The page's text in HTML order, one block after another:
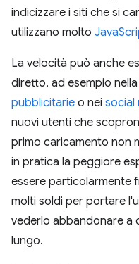
indicizzare i siti che si
utilizzano molto
La velocità può anche
diretto, ad esempio nella
pubblicitarie o nei social
nuovi utenti che
primo caricamento non
in pratica la peggiore
essere particolarmente
molti soldi per portare
vederlo abbandonare a
lungo.